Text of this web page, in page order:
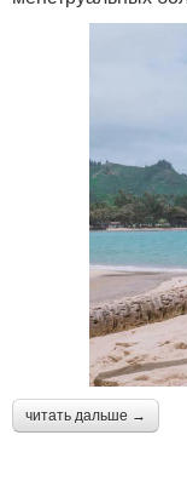
читать дальше →